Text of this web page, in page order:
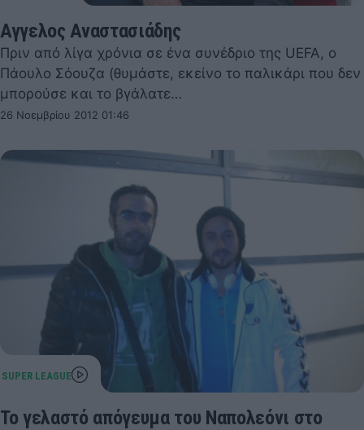
Αγγελος Αναστασιάδης
Πριν από λίγα χρόνια σε ένα συνέδριο της UEFA, ο
Πάουλο Σόουζα (θυμάστε, εκείνο το παλικάρι που δεν
μπορούσε και το βγάλατε…
26 Νοεμβρίου 2012 01:46
Το γελαστό απόγευμα του Ναπολεόνι στο